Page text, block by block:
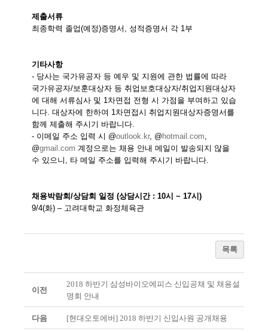
제출서류
최종학력 졸업(예정)증명서 성적증명서 각 1 부
기타사항
- 당사는 국가유공자 등 예우 및 지원에 관한 법률에 따라
국가유공자/보훈대상자 등 취업보호대상자/취업지원대상자
에 대해 서류심사 및 1 차면접 전형 시 가점을 부여하고 있습
니다 대상자에 한하여 1 차면접시 취업지원대상자증명서를
함께 제출해 주시기 바랍니다
- 이메일 주소 입력 시 @outlook.kr, @hotmail.com
@gmail.com 계정으로는 채용 안내 메일이 발송되지 않을
수 있으니
타 메일 주소를 입력해 주시기 바랍니다
채용박람회/상담회 일정 (상담시간: 10시 ~ 17시)
9/4(화) – 고려대학교 화정체육관
목록
이전
2018 하반기 삼성바이오에피스 신입공채 및 채용설
명회 안내
다음 [현대오토에버] 2018 하반기 신입사원 공개채용